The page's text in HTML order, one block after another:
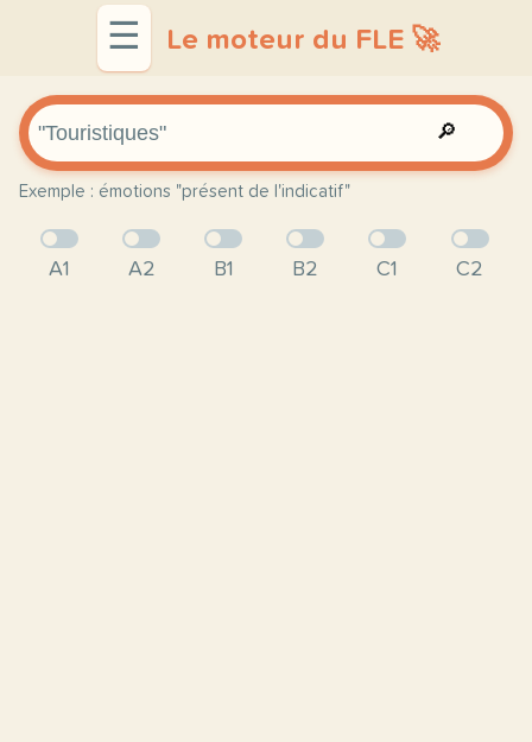
☰ Le moteur du FLE 🚀
🔎
Exemple : émotions "présent de l'indicatif"
A1 A2 B1 B2 C1 C2